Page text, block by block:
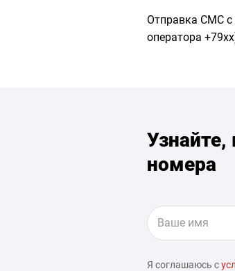
Отправка СМС с
оператора
Узнайте,
номера
Я соглашаюсь с